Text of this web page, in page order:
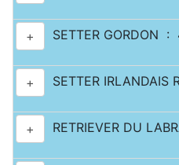
+ SETTER GORDON :
+ SETTER
+ RETRIEVER DU